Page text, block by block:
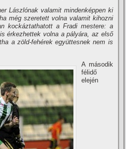
Lászlónak valamit mindenképpen ki
még szeretett volna valamit kihozni
kockáztathatott a Fradi mestere: a
érkezhettek volna a pályára, az első
a zöld-fehérek együttesnek nem is
A második
félidő
elején